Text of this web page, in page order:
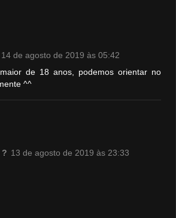
14 de agosto de 2019 às 05:42
de 18 anos, podemos orientar no
^^
? 13 de agosto de 2019 às 23:33